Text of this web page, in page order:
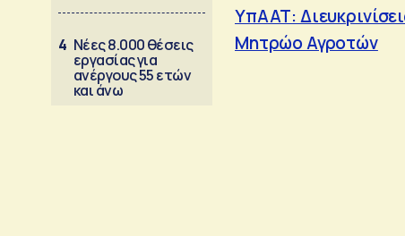
4 Νέες 8.000 θέσεις
εργασίας για
ανέργους 55 ετών
και άνω
ΥπΑΑΤ:
Μητρώο Αγροτών